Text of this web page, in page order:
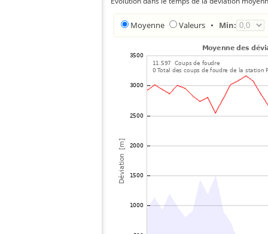
Moyenne Valeurs • Min: